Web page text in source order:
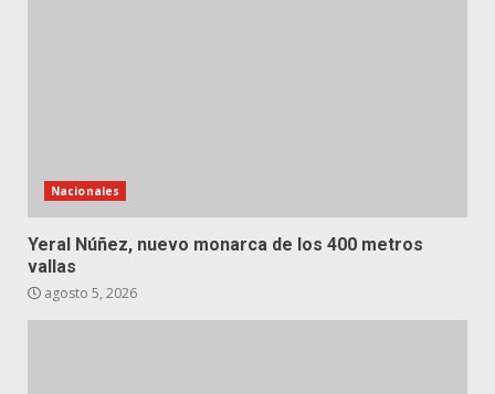
Nacionales
Yeral Núñez, nuevo monarca de los 400 metros
vallas
agosto 5, 2026